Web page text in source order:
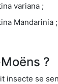
variana ;
Mandarinia ;
?
insecte se